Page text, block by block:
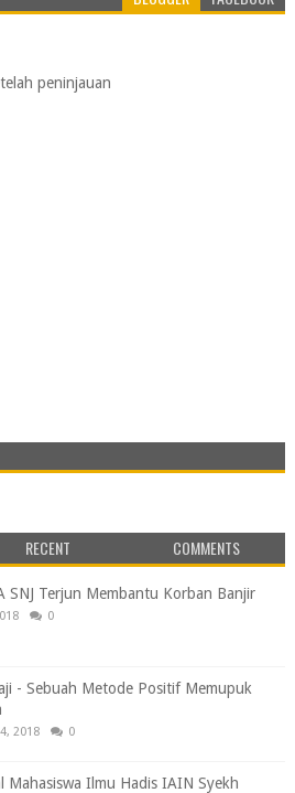
peninjauan
RECENT COMMENTS
SNJ Terjun Membantu Korban Banjir
0
- Sebuah Metode Positif Memupuk
2018 0
Mahasiswa Ilmu Hadis IAIN Syekh